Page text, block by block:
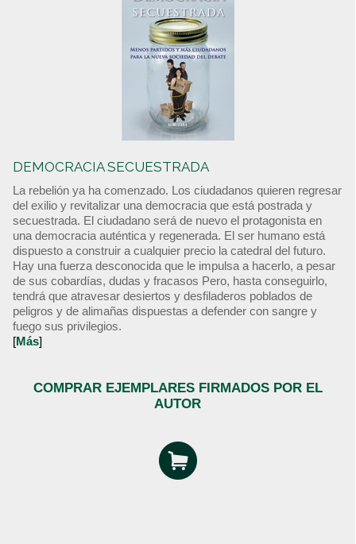
DEMOCRACIA SECUESTRADA
La rebelión ya ha comenzado. Los ciudadanos quieren regresar
del exilio y revitalizar una democracia que está postrada y
secuestrada. El ciudadano será de nuevo el protagonista en
una democracia auténtica y regenerada. El ser humano está
dispuesto a construir a cualquier precio la catedral del futuro.
Hay una fuerza desconocida que le impulsa a hacerlo, a pesar
de sus cobardías, dudas y fracasos Pero, hasta conseguirlo,
tendrá que atravesar desiertos y desfiladeros poblados de
peligros y de alimañas dispuestas a defender con sangre y
fuego sus privilegios.
[Más]
COMPRAR EJEMPLARES FIRMADOS POR EL
AUTOR